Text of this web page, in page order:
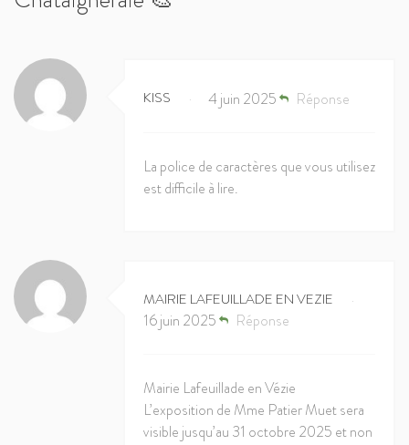
KISS • 4 juin 2025 Réponse
La police de caractères que vous utilisez
est difficile à lire.
MAIRIE LAFEUILLADE EN VEZIE •
16 juin 2025 Réponse
Mairie Lafeuillade en Vézie
L’exposition de Mme Patier Muet sera
visible jusqu’au 31 octobre 2025 et non